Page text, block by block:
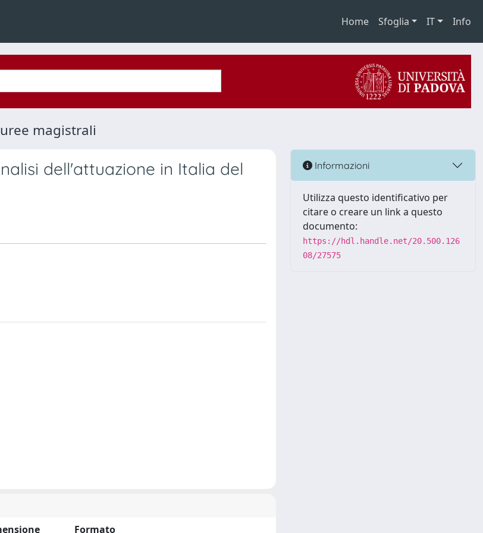
Home Sfoglia IT Info
magistrali
dell'attuazione in Italia del
Formato
Informazioni
Utilizza questo identificativo per
citare o creare un link a questo
documento:
https://hdl.handle.net/20.500.126
08/27575